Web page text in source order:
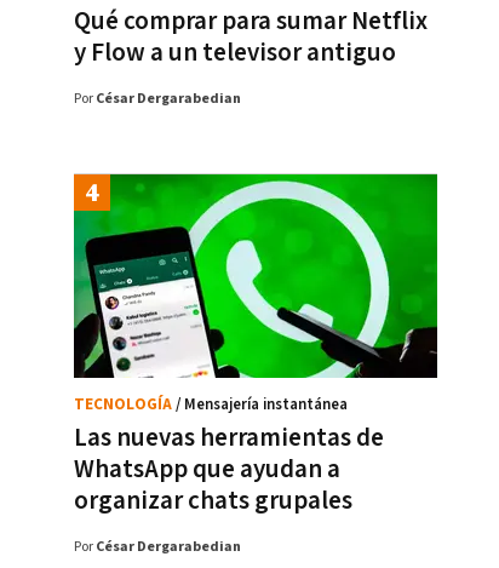
Qué comprar para sumar Netflix
y Flow a un televisor antiguo
Por César Dergarabedian
Las nuevas herramientas de
WhatsApp que ayudan a
organizar chats grupales
TECNOLOGÍA/ Mensajería instantánea
Por César Dergarabedian